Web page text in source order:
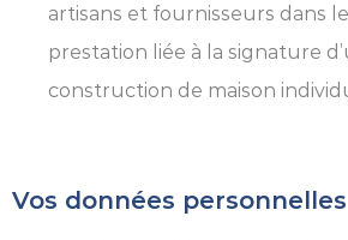
artisans et fournisseurs dans
prestation liée à la signature
construction de maison
Vos données personnelles